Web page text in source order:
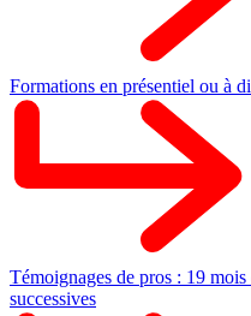
Formations en présentiel ou à
Témoignages de pros : 19
successives